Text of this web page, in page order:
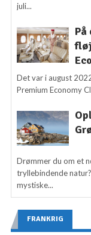
juli...
På
Det var i august
Premium Economy
Drømmer du om et
tryllebindende
mystiske...
FRANKRIG